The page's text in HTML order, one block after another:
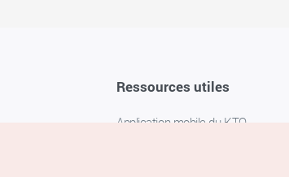
Ressources utiles
Application mobile du KTO